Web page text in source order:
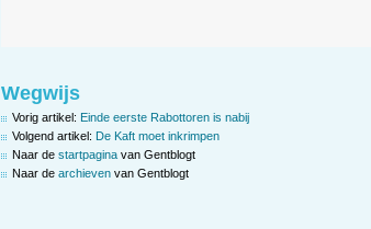
Wegwijs
Vorig artikel: Einde eerste Rabottoren is nabij
Volgend artikel: De Kaft moet inkrimpen
Naar de startpagina van Gentblogt
Naar de archieven van Gentblogt